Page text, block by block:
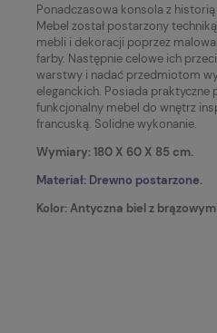
Ponadczasowa konsola z
Mebel został postarzony
mebli i dekoracji poprzez
farby. Następnie celowe ich
warstwy i nadać przedmiotom
eleganckich. Posiada praktyczne
funkcjonalny mebel do wnętrz
francuską. Solidne wykonanie.
Wymiary: 180 X 60 X 85 cm.
Materiał: Drewno postarzone.
Kolor: Antyczna biel z